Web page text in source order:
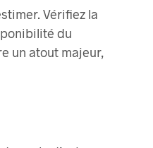
Vérifiez la
du
un atout majeur,